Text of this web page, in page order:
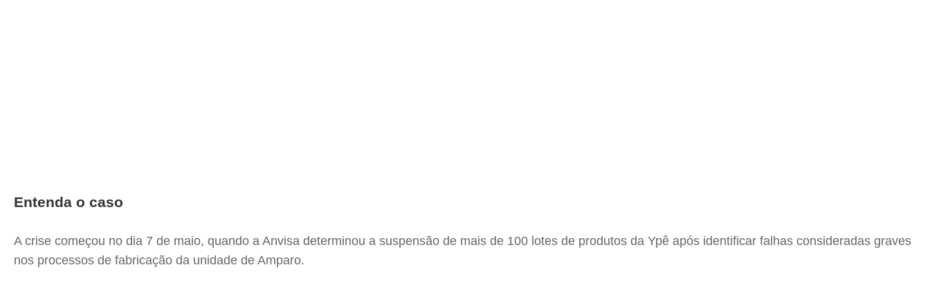
Entenda o caso
A crise começou no dia 7 de maio, quando a Anvisa determinou a suspensão de mais de 100 lotes de produtos da Ypê após identificar falhas consideradas graves
nos processos de fabricação da unidade de Amparo.